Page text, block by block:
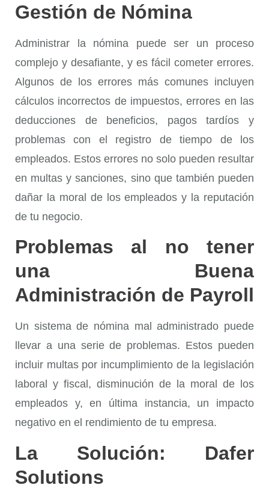
Gestión de Nómina
Administrar la nómina puede ser un proceso
complejo y desafiante, y es fácil cometer errores.
Algunos de los errores más comunes incluyen
cálculos incorrectos de impuestos, errores en las
deducciones de beneficios, pagos tardíos y
problemas con el registro de tiempo de los
empleados. Estos errores no solo pueden resultar
en multas y sanciones, sino que también pueden
dañar la moral de los empleados y la reputación
de tu negocio.
Problemas al no tener
una Buena
Administración de Payroll
Un sistema de nómina mal administrado puede
llevar a una serie de problemas. Estos pueden
incluir multas por incumplimiento de la legislación
laboral y fiscal, disminución de la moral de los
empleados y, en última instancia, un impacto
negativo en el rendimiento de tu empresa.
La Solución: Dafer
Solutions